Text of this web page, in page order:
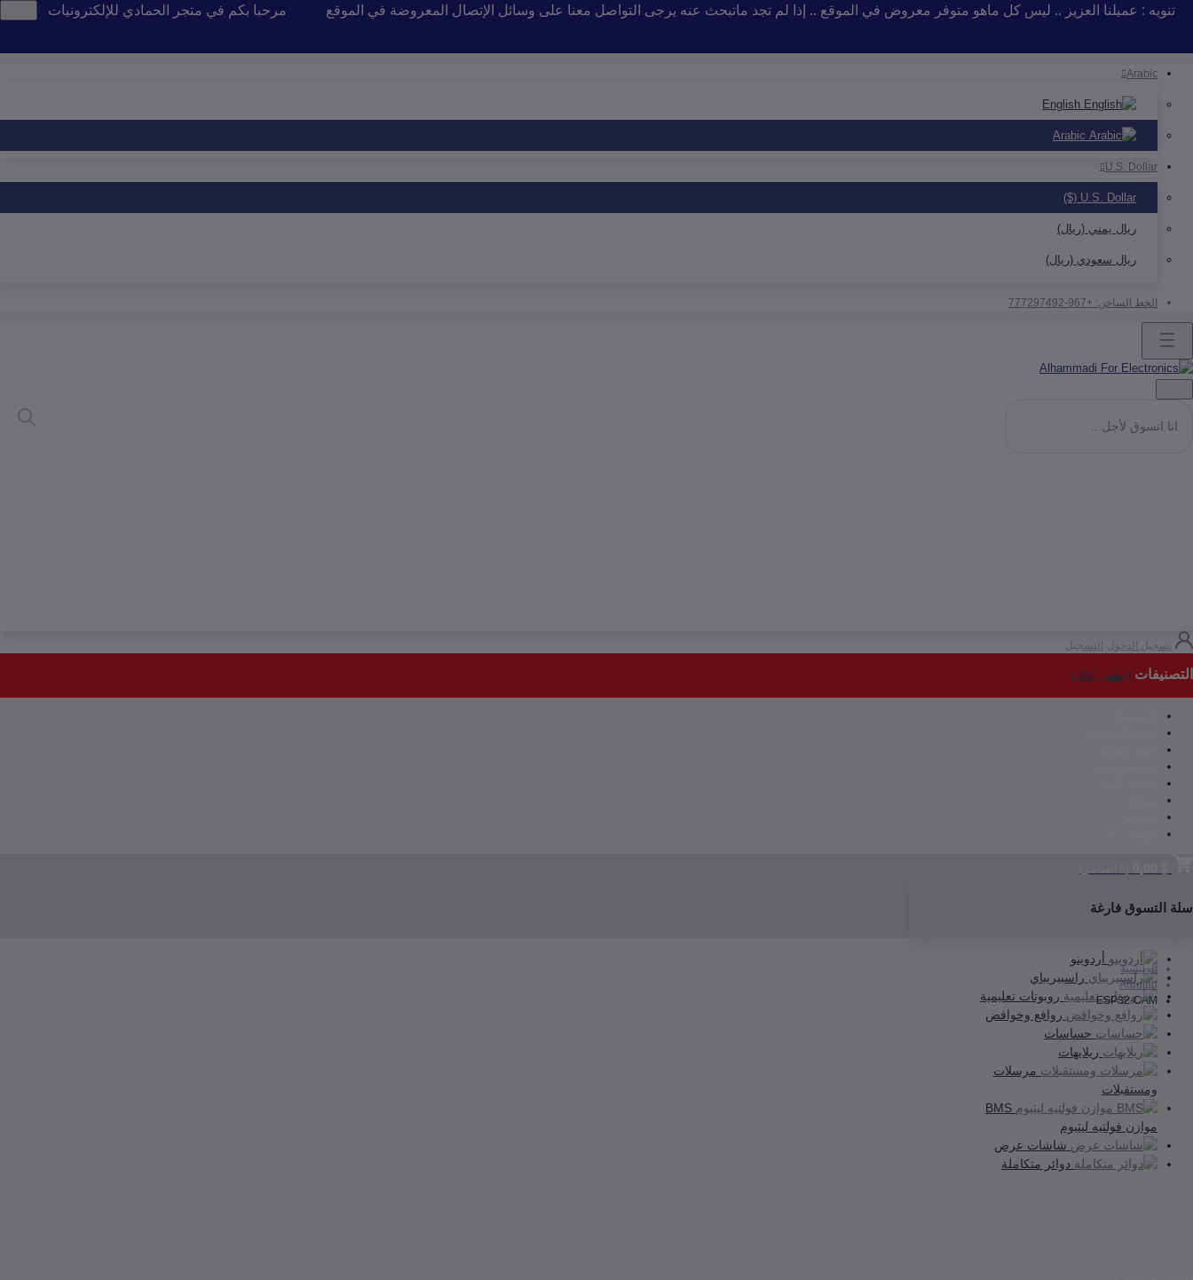
تنويه : عميلنا العزيز .. ليس كل ماهو متوفر معروض في الموقع .. إذا لم تجد ماتبحث عنه يرجى التواصل معنا على وسائل الإتصال المعروضة في الموقع مرحبا بكم في متجر الحمادي للإلكترونيات
Arabic
English
Arabic
U.S. Dollar
U.S. Dollar ($)
ريال يمني (ريال)
ريال سعودي (ريال)
الخط الساخن: +967-777297492
تسجيل الدخول التسجيل
التصنيفات (اظهار الكل)
سلة التسوق فارغة
أردوينو
راسبيريباي
روبوتات تعليمية
روافع وخوافض
حساسات
ريلايهات
مرسلات
ومستقبلات
BMS
موازن فولتيه ليثيوم
شاشات عرض
دوائر متكاملة
الرئيسية
Arduino
ESP32-CAM